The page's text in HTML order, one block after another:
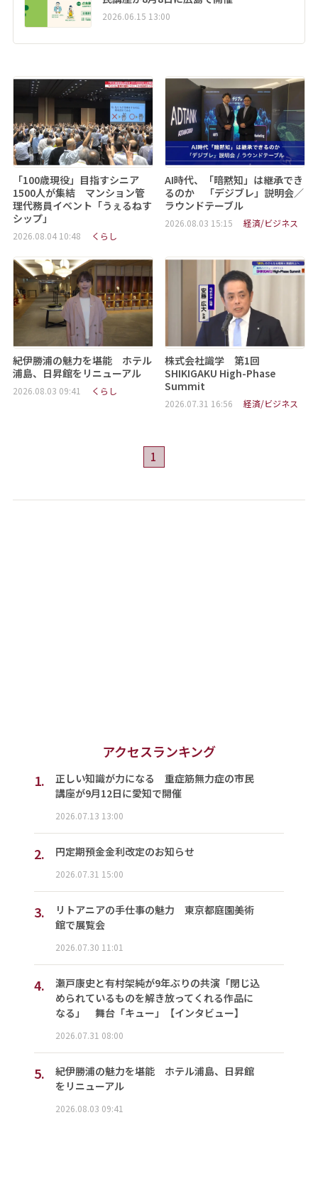
2026.06.15 13:00
「100歳現役」目指すシニア
1500人が集結 マンション管
理代務員イベント「うぇるねす
シップ」
2026.08.04 10:48 くらし
AI時代、「暗黙知」は継承でき
るのか 「デジブレ」説明会／
ラウンドテーブル
2026.08.03 15:15 経済/ビジネス
紀伊勝浦の魅力を堪能 ホテル
浦島、日昇館をリニューアル
2026.08.03 09:41 くらし
株式会社識学 第1回
SHIKIGAKU High-Phase
Summit
2026.07.31 16:56 経済/ビジネス
1
アクセスランキング
1.
正しい知識が力になる 重症筋無力症の市民
講座が9月12日に愛知で開催
2026.07.13 13:00
2. 円定期預金金利改定のお知らせ
2026.07.31 15:00
3.
リトアニアの手仕事の魅力 東京都庭園美術
館で展覧会
2026.07.30 11:01
4.
瀬戸康史と有村架純が9年ぶりの共演「閉じ込
められているものを解き放ってくれる作品に
なる」 舞台「キュー」【インタビュー】
2026.07.31 08:00
5.
紀伊勝浦の魅力を堪能 ホテル浦島、日昇館
をリニューアル
2026.08.03 09:41